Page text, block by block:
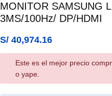
MONITOR SAMSUNG
3MS/100Hz/ DP/HDMI
S/ 40,974.16
Este es el mejor precio
o yape.